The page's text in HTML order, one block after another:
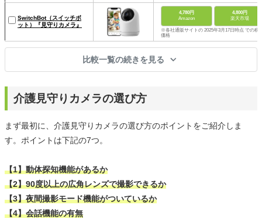
SwitchBot（スイッチボ
ット）『見守りカメラ』
4,780円
Amazon
4,800円
楽天市場
※各社通販サイトの 2025年3月17日時点 での税
価格
比較一覧の続きを見る
介護見守りカメラの選び方
まず最初に、介護見守りカメラの選び方のポイントをご紹介しま
す。ポイントは下記の7つ。
【1】動体探知機能があるか
【2】90度以上の広角レンズで撮影できるか
【3】夜間撮影モード機能がついているか
【4】会話機能の有無